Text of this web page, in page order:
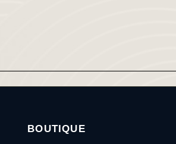
BOUTIQUE